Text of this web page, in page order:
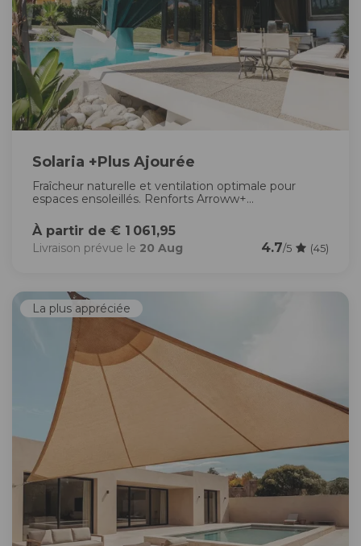
Solaria +Plus Ajourée
Fraîcheur naturelle et ventilation optimale pour
espaces ensoleillés. Renforts Arroww+...
À partir de € 1 061,95
Livraison prévue le 20 Aug 4.7/5 (45)
La plus appréciée